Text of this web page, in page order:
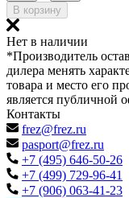
В корзину
Нет в наличии
*Производитель
дилера менять
товара и место его
является публичной
Контакты
frez@frez.ru
pasport@frez.ru
+7 (495) 646-50-26
+7 (499) 729-96-41
+7 (906) 063-41-23